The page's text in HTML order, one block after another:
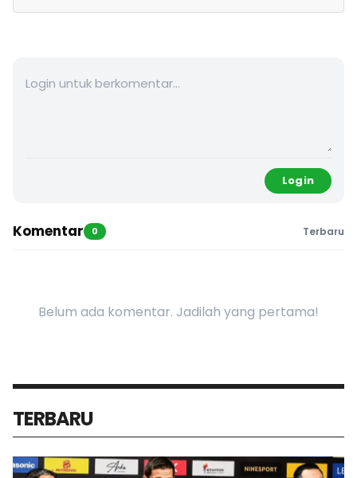
Login
Komentar 0 Terbaru
Belum ada komentar. Jadilah yang pertama!
TERBARU